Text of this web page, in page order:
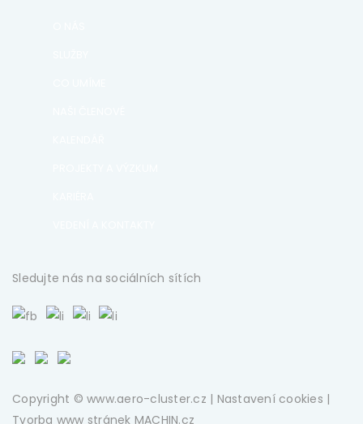
Sledujte nás na sociálních sítích
Copyright © www.aero-cluster.cz | Nastavení cookies |
Tvorba www stránek MACHIN.cz